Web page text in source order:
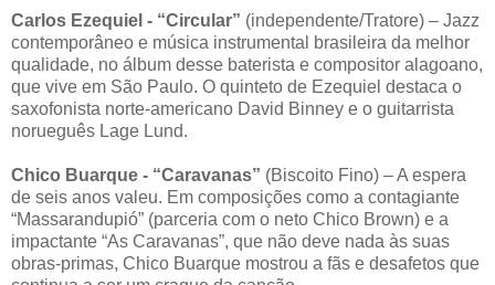
Carlos Ezequiel - “Circular” (independente/Tratore) – Jazz
contemporâneo e música instrumental brasileira da melhor
qualidade, no álbum desse baterista e compositor alagoano,
que vive em São Paulo. O quinteto de Ezequiel destaca o
saxofonista norte-americano David Binney e o guitarrista
norueguês Lage Lund.
Chico Buarque - “Caravanas” (Biscoito Fino) – A espera
de seis anos valeu. Em composições como a contagiante
“Massarandupió” (parceria com o neto Chico Brown) e a
impactante “As Caravanas”, que não deve nada às suas
obras-primas, Chico Buarque mostrou a fãs e desafetos que